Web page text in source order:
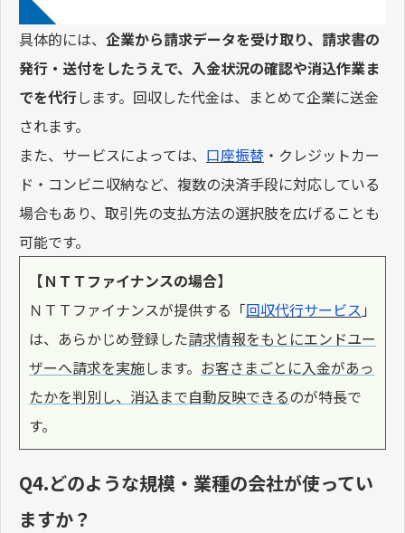
具体的には、 企業から請求データを受け取り、請求書の
発行・送付をしたうえで、入金状況の確認や消込作業ま
でを代行します。回収した代金は、まとめて企業に送金
されます。
また、サービスによっては、 口座振替 ・クレジットカー
ド・コンビニ収納など、複数の決済手段に対応している
場合もあり、取引先の支払方法の選択肢を広げることも
可能です。
【ＮＴＴファイナンスの場合】
ＮＴＴファイナンスが提供する「回収代行サービス 」
は、あらかじめ登録した請求情報をもとにエンドユー
ザーへ請求を実施します。 お客さまごとに入金があっ
たかを判別し、消込まで自動反映できるのが特長で
す。
Q4.どのような規模・業種の会社が使ってい
ますか？